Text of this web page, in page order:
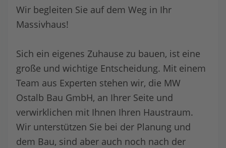
Wir begleiten Sie auf dem Weg in Ihr
Massivhaus!
Sich ein eigenes Zuhause zu bauen, ist eine
große und wichtige Entscheidung. Mit einem
Team aus Experten stehen wir, die MW
Ostalb Bau GmbH, an Ihrer Seite und
verwirklichen mit Ihnen Ihren Haustraum.
Wir unterstützen Sie bei der Planung und
dem Bau, sind aber auch noch nach der